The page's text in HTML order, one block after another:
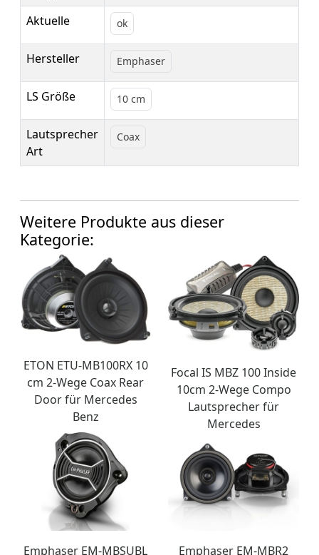
Aktuelle ok
Hersteller Emphaser
LS Größe 10 cm
Lautsprecher
Art
Coax
Weitere Produkte aus dieser
Kategorie:
ETON ETU-MB100RX 10
cm 2-Wege Coax Rear
Door für Mercedes
Benz
Focal IS MBZ 100 Inside
10cm 2-Wege Compo
Lautsprecher für
Mercedes
Emphaser EM-MBSUBL
Emphaser EM-MBR2